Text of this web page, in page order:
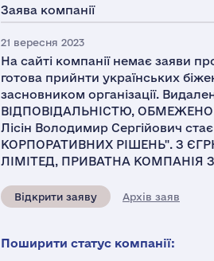
Заява компанії
21 вересня 2023
На сайті компанії немає заяви
готова прийнти українських
засновником організації.
ВІДПОВІДАЛЬНІСТЮ,
Лісін Володимир Сергійович
КОРПОРАТИВНИХ РІШЕНЬ". З
ЛІМІТЕД, ПРИВАТНА
Відкрити заяву Архів заяв
Поширити статус компанії: